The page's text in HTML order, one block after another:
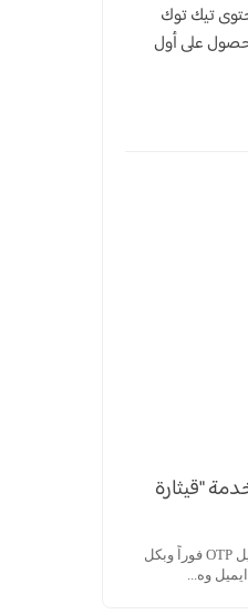
تيك توك
على أول
"قيثارة
بريد إلكتروني وهمي مؤقت استلم رسائل التفعيل OTP فوراً وبكل
وه...